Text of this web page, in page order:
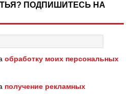
ПОДПИШИТЕСЬ НА
обработку моих персональных
получение рекламных